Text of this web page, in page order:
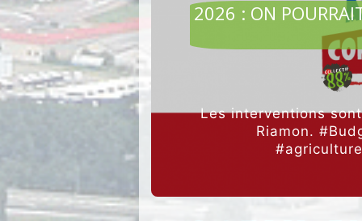
2026 : ON
Les interventions
Riamon.